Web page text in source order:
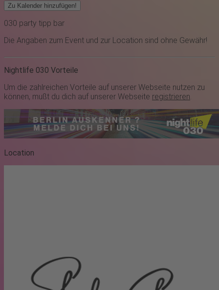
Zu Kalender hinzufügen!
030 party tipp bar
Die Angaben zum Event und zur Location sind ohne Gewähr!
Nightlife 030 Vorteile
Um die zahlreichen Vorteile auf unserer Webseite nutzen zu
können, mußt du dich auf unserer Webseite registrieren.
Location